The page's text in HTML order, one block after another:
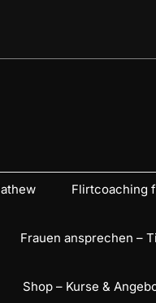
Flirtcoaching
Frauen ansprechen –
Shop – Kurse &